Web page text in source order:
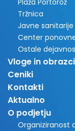
Plaža Portorož
Tržnica
Javne
Center
Ostale
Vloge in obrazci
Ceniki
Kontakti
Aktualno
O podjetju
Organiziranost